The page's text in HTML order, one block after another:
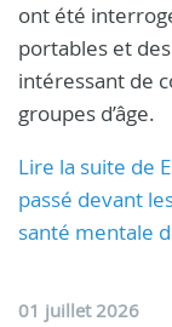
ont été
portables et
intéressant de
groupes d’âge.
Lire la suite de
passé devant
santé mentale
01 juillet 2026